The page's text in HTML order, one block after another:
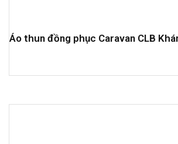
Áo thun đồng phục Caravan CLB